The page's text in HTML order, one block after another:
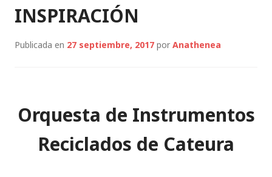
INSPIRACIÓN
Publicada en 27 septiembre, 2017 por Anathenea
Orquesta de Instrumentos
Reciclados de Cateura